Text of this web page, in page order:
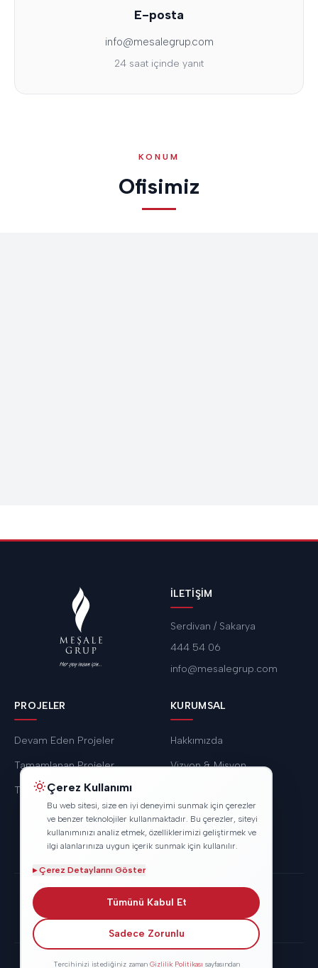
E-posta
info@mesalegrup.com
24 saat içinde yanıt
KONUM
Ofisimiz
İLETIŞIM
Serdivan / Sakarya
444 54 06
info@mesalegrup.com
PROJELER
Devam Eden Projeler
Tamamlanan Projeler
Tüm Projeler
KURUMSAL
Hakkımızda
Vizyon & Misyon
Gizlilik Politikası Kullanım Koşulları
Çerez Kullanımı
Bu web sitesi, size en iyi deneyimi sunmak için çerezler
ve benzer teknolojiler kullanmaktadır. Bu çerezler, siteyi
kullanımınızı analiz etmek, özelliklerimizi geliştirmek ve
ilgi alanlarınıza uygun içerik sunmak için kullanılır.
▸Çerez Detaylarını Göster
Tümünü Kabul Et
Sadece Zorunlu
Tercihinizi istediğiniz zaman Gizlilik Politikası sayfasından